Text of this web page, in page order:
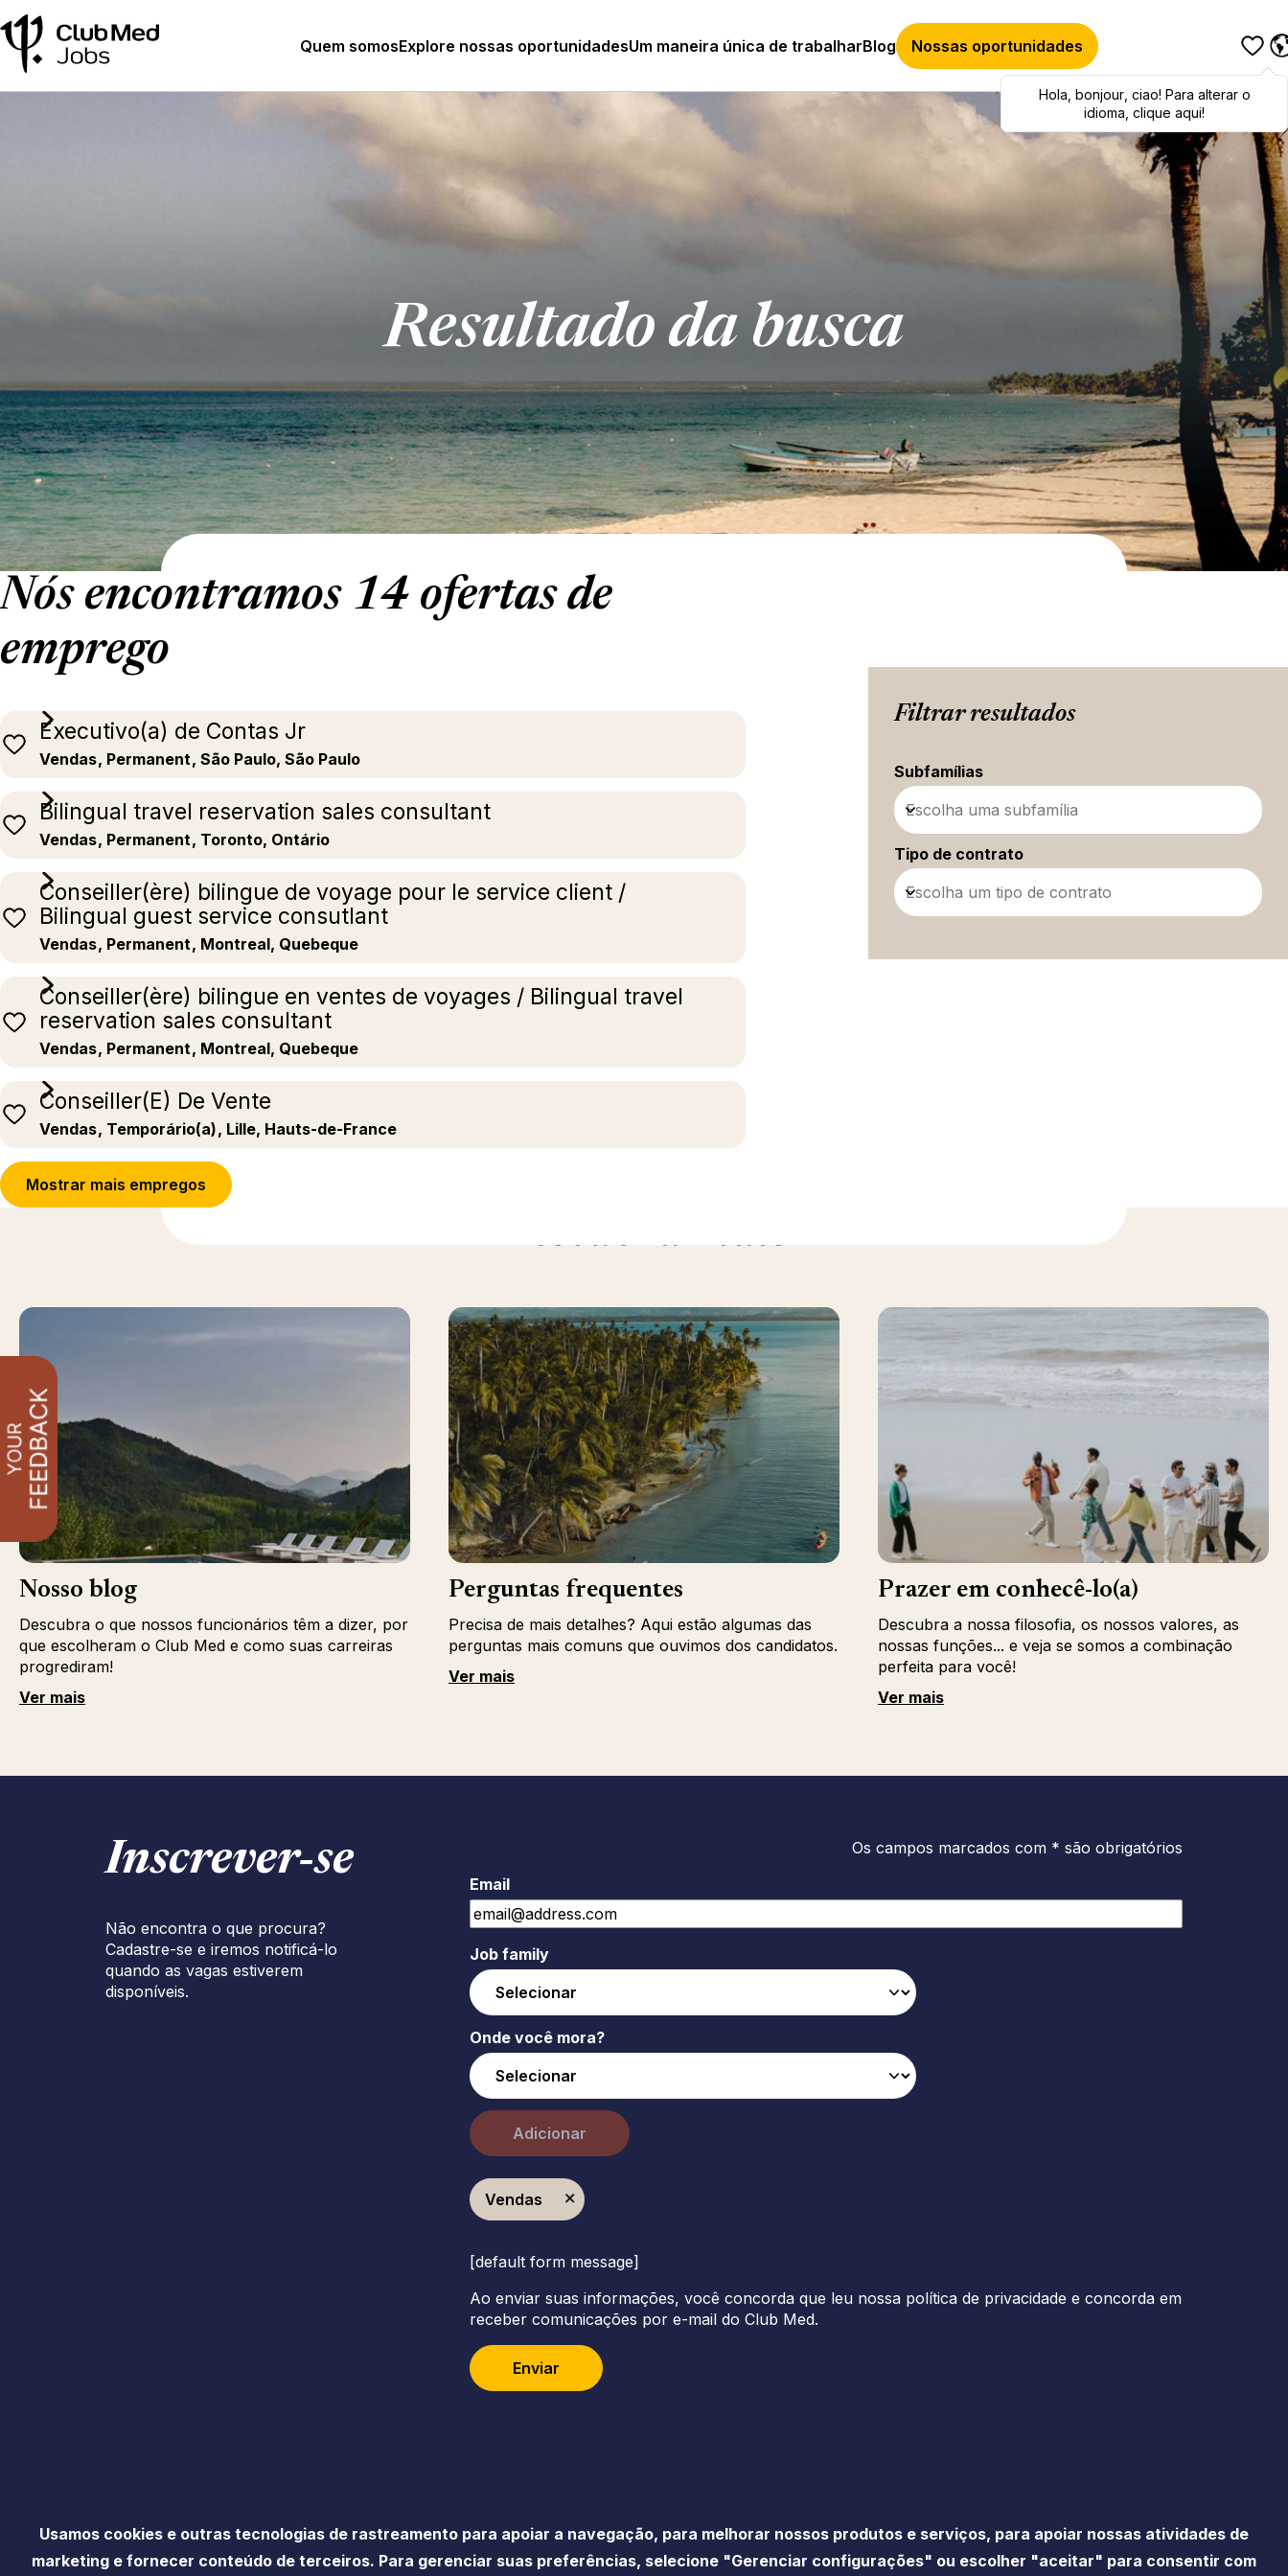
Quem somosExplore nossas oportunidadesUm maneira única de trabalharBlog Nossas oportunidades
Hola,bonjour,ciao! To switch
languages, click here!
Hola bonjour, ciao! Para alterar o
idioma, clique aqui!
Resultado da busca
Nós encontramos 14 ofertas de
emprego
Executivo(a) de Contas Jr
Vendas, Permanent, São Paulo, São Paulo
Bilingual travel reservation sales consultant
Vendas, Permanent, Toronto, Ontário
Conseiller(ère) bilingue de voyage pour le service client /
Bilingual guest service consutlant
Vendas, Permanent, Montreal, Quebeque
Conseiller(ère) bilingue en ventes de voyages / Bilingual travel
reservation sales consultant
Vendas, Permanent, Montreal, Quebeque
Conseiller(E) De Vente
Vendas, Temporário(a), Lille, Hauts-de-France
Mostrar mais empregos
Filtrar resultados
Subfamílias
Escolha uma subfamília
Tipo de contrato
Escolha um tipo de contrato
Descubra mais
Nosso blog
Descubra o que nossos funcionários têm a dizer, por
que escolheram o Club Med e como suas carreiras
progrediram!
Ver mais
Perguntas frequentes
Precisa de mais detalhes? Aqui estão algumas das
perguntas mais comuns que ouvimos dos candidatos.
Ver mais
Prazer em conhecê-lo(a)
Descubra a nossa filosofia, os nossos valores, as
nossas funções... e veja se somos a combinação
perfeita para você!
Ver mais
Inscrever‑se
Não encontra o que procura?
Cadastre-se e iremos notificá-lo
quando as vagas estiverem
disponíveis.
Os campos marcados com * são obrigatórios
Email
Job family
Onde você mora?
Adicionar
Vendas
[default form message]
Ao enviar suas informações, você concorda que leu nossa política de privacidade e concorda em
receber comunicações por e-mail do Club Med.
Enviar
AcessibilidadePolítica de privacidade Imprensa Gestão de cookiesMapa do Site
Usamos cookies e outras tecnologias de rastreamento para apoiar a navegação, para melhorar nossos produtos e serviços, para apoiar nossas atividades de
marketing e fornecer conteúdo de terceiros. Para gerenciar suas preferências, selecione "Gerenciar configurações" ou escolher "aceitar" para consentir com